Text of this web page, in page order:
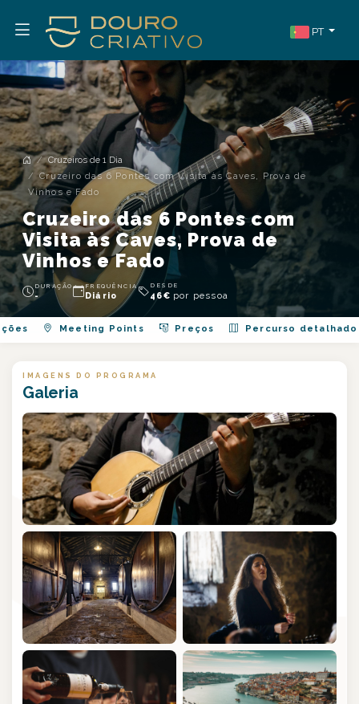
PT
Cruzeiros de 1 Dia
Cruzeiro das 6 Pontes com Visita às Caves, Prova de
Vinhos e Fado
Cruzeiro das 6 Pontes com
Visita às Caves, Prova de
Vinhos e Fado
DURAÇÃO
-
FREQUÊNCIA
Diário
DESDE
46€ por pessoa
Meeting Points Preços Percurso detalhado
IMAGENS DO PROGRAMA
Galeria